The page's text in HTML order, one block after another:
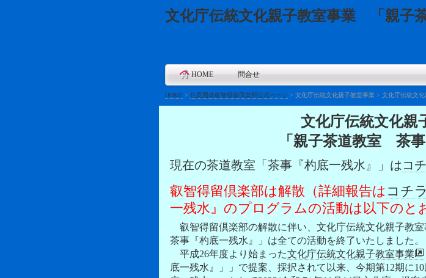
文化庁伝統文化親子教室事業 「親子
HOME 問合せ
HOME> 任意団体叡智得留倶楽部公式ページ > 文化庁伝統文化親子教室事業 > 文化庁伝統文
文化庁伝統文化親
「親子茶道教室 茶事
現在の茶道教室「茶事『杓底一残水』」は コ
叡智得留倶楽部は解散（詳細報告は コチラ
一残水』のプログラムの活動は以下のと
叡智得留倶楽部の解散に伴い、文化庁伝統文化親子教
茶事『杓底一残水』」は全ての活動を終了いたしました。
平成26年度より始まった文化庁伝統文化親子教室事業
底一残水』」」で提案、採択されて以来、今期第12期